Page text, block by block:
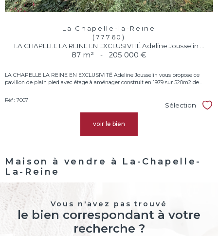
La Chapelle-la-Reine
(77760)
LA CHAPELLE LA REINE EN EXCLUSIVITÉ Adeline Jousselin ...
87 m² - 205 000 €
LA CHAPELLE LA REINE EN EXCLUSIVITÉ Adeline Jousselin vous propose ce
pavillon de plain pied avec étage à aménager construit en 1979 sur 520m2 de...
Réf : 7007
Sélection
voir le bien
Maison à vendre à La-Chapelle-
La-Reine
Vous n'avez pas trouvé
le bien correspondant à votre
recherche ?